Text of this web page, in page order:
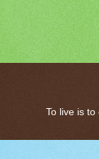
To live is